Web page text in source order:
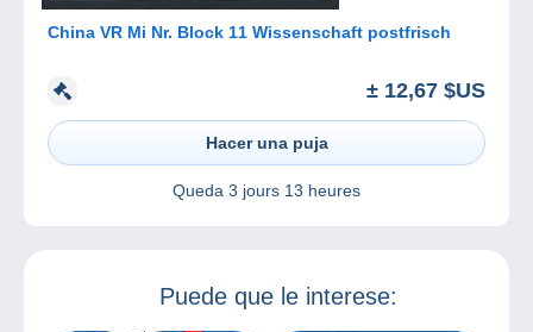
China VR Mi Nr. Block 11 Wissenschaft postfrisch
± 12,67 $US
Hacer una puja
Queda 3 jours 13 heures
Puede que le interese: